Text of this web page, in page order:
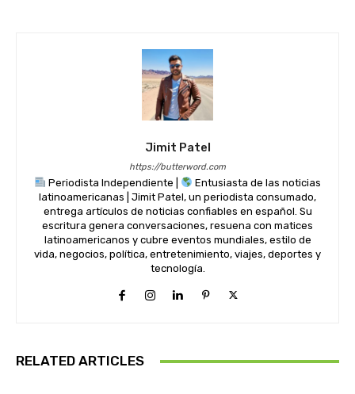
Jimit Patel
https://butterword.com
Periodista Independiente |
Entusiasta de las noticias
latinoamericanas | Jimit Patel, un periodista consumado,
entrega artículos de noticias confiables en español. Su
escritura genera conversaciones, resuena con matices
latinoamericanos y cubre eventos mundiales, estilo de
vida, negocios, política, entretenimiento, viajes, deportes y
tecnología.
RELATED ARTICLES